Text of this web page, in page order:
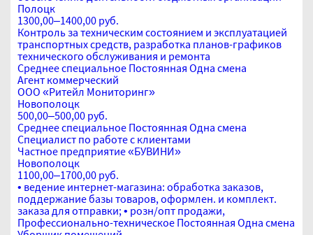
Полоцк
1300,00–1400,00 руб.
Контроль за техническим состоянием и эксплуатацией
транспортных средств, разработка планов-графиков
технического обслуживания и ремонта
Среднее специальное Постоянная Одна смена
Агент коммерческий
ООО «Ритейл Мониторинг»
Новополоцк
500,00–500,00 руб.
Среднее специальное Постоянная Одна смена
Специалист по работе с клиентами
Частное предприятие «БУВИНИ»
Новополоцк
1100,00–1700,00 руб.
• ведение интернет-магазина: обработка заказов,
поддержание базы товаров, оформлен. и комплект.
заказа для отправки; • розн/опт продажи,
Профессионально-техническое Постоянная Одна смена